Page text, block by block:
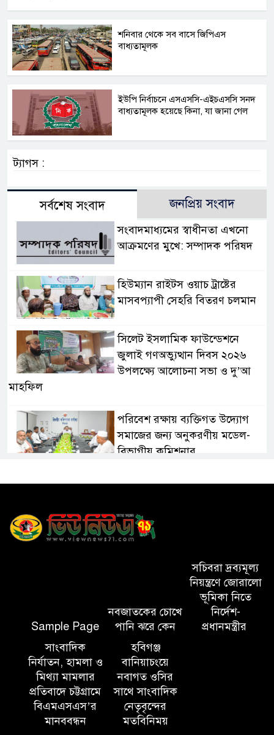
শনিবার থেকে সব বাসে জিপিএস
বাধ্যতামূলক
ইউপি নির্বাচনে এসএসসি-এইচএসসি সনদ
বাধ্যতামূলক হয়েছে কিনা, যা জানা গেল
ট্যাগস :
সর্বশেষ সংবাদ জনপ্রিয় সংবাদ
সংবাদমাধ্যমের স্বাধীনতা এখনো
আক্রমণের মুখে: সম্পাদক পরিষদ
হিউম্যান রাইটস ওয়াচ ট্রাষ্টের
মাসবপ্যাপী সেহরি বিতরণ চলমান
সিলেট ইসলামিক ফাউন্ডেশনে
জুলাই গণঅভ্যুত্থান দিবস ২০২৬
উপলক্ষ্যে আলোচনা সভা ও দু’আ
মাহফিল
পরিবেশ রক্ষায় ব্যক্তিগত উদ্যোগ
সমাজের জন্য অনুকরণীয় মডেল-
বিভাগীয় কমিশনার
সিলেট মেট্রোপলিটন পুলিশ
অর্পণ ও জুলাই গণঅভ্যুত্থানের
শহীদদের প্রতি গভীর শ্রদ্ধা নিবেদন করেন
১০ লাখ টাকার চেক ডিজঅনার
মামলায় এক বছরের সাজা
‘সমন্বিত উদ্যোগেই গড়ে উঠবে
আধুনিক সিলেট’ – বাণিজ্যমন্ত্রী
ত্রিতরঙ্গের বাদল সাঁঝের বর্ণাঢ্য
আয়োজন ‘শ্রাবনের মেঘগুলো’
সিলেট রেঞ্জের ডিআইজি জুলাই
Sample Page
নবজাতকের চোখে
পানি ঝরে কেন
সচিবরা দ্রব্যমূল্য
নিয়ন্ত্রণে জোরালো
ভূমিকা নিতে
নির্দেশ-
প্রধানমন্ত্রীর
সাংবাদিক
নির্যাতন, হামলা ও
মিথ্যা মামলার
প্রতিবাদে চট্টগ্রামে
বিএমএসএস’র
মানববন্ধন
হবিগঞ্জ
বানিয়াচংয়ে
নবাগত ওসির
সাথে সাংবাদিক
নেতৃবৃন্দের
মতবিনিময়